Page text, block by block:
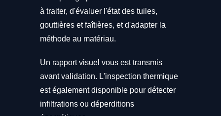
à traiter, d'évaluer l'état des tuiles,
gouttières et faîtières, et d'adapter la
méthode au matériau.
Un rapport visuel vous est transmis
avant validation. L'inspection thermique
est également disponible pour détecter
infiltrations ou déperditions